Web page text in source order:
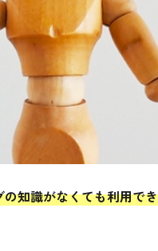
知識がなくても利用で